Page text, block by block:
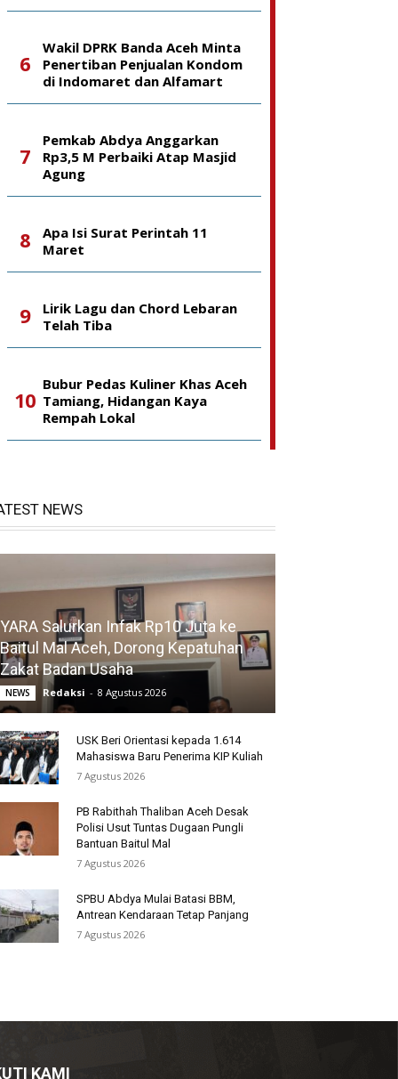
Wakil DPRK Banda Aceh Minta
Penertiban Penjualan Kondom
di Indomaret dan Alfamart
Pemkab Abdya Anggarkan
Rp3,5 M Perbaiki Atap Masjid
Agung
Apa Isi Surat Perintah 11
Maret
Lirik Lagu dan Chord Lebaran
Telah Tiba
Bubur Pedas Kuliner Khas Aceh
Tamiang, Hidangan Kaya
Rempah Lokal
NEWS
YARA Salurkan Infak Rp10 Juta ke
Baitul Mal Aceh, Dorong Kepatuhan
Zakat Badan Usaha
NEWS Redaksi - 8 Agustus 2026
USK Beri Orientasi kepada 1.614
Mahasiswa Baru Penerima KIP Kuliah
7 Agustus 2026
PB Rabithah Thaliban Aceh Desak
Polisi Usut Tuntas Dugaan Pungli
Bantuan Baitul Mal
7 Agustus 2026
SPBU Abdya Mulai Batasi BBM,
Antrean Kendaraan Tetap Panjang
7 Agustus 2026
KAMI